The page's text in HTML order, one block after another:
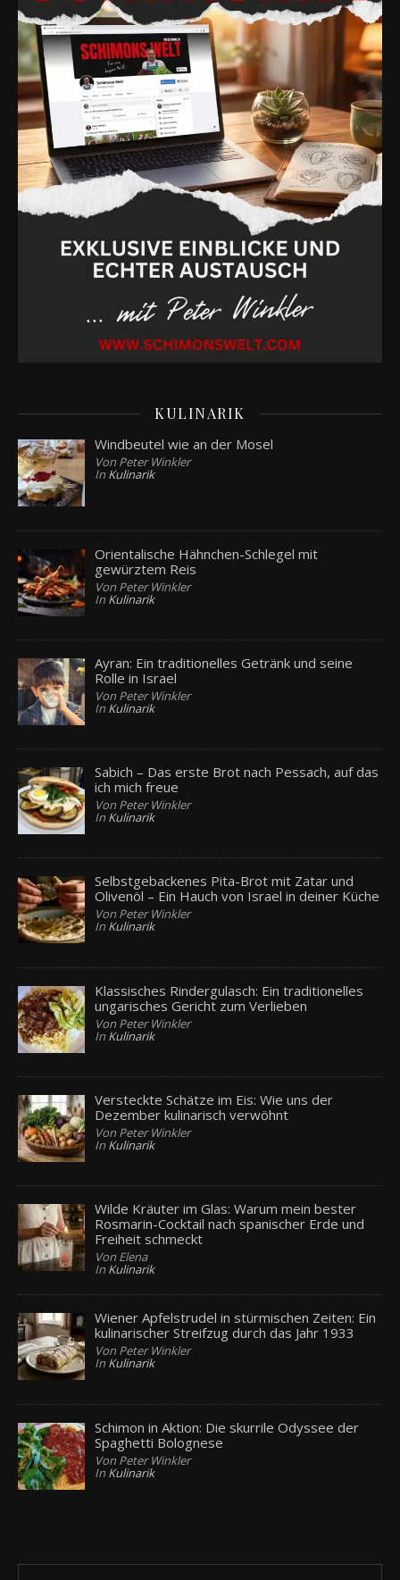
KULINARIK
Windbeutel wie an der Mosel
Von Peter Winkler
In Kulinarik
Orientalische Hähnchen-Schlegel mit
gewürztem Reis
Von Peter Winkler
In Kulinarik
Ayran: Ein traditionelles Getränk und seine
Rolle in Israel
Von Peter Winkler
In Kulinarik
Sabich – Das erste Brot nach Pessach, auf das
ich mich freue
Von Peter Winkler
In Kulinarik
Selbstgebackenes Pita-Brot mit Zatar und
Olivenöl – Ein Hauch von Israel in deiner Küche
Von Peter Winkler
In Kulinarik
Klassisches Rindergulasch: Ein traditionelles
ungarisches Gericht zum Verlieben
Von Peter Winkler
In Kulinarik
Versteckte Schätze im Eis: Wie uns der
Dezember kulinarisch verwöhnt
Von Peter Winkler
In Kulinarik
Wilde Kräuter im Glas: Warum mein bester
Rosmarin-Cocktail nach spanischer Erde und
Freiheit schmeckt
Von Elena
In Kulinarik
Wiener Apfelstrudel in stürmischen Zeiten: Ein
kulinarischer Streifzug durch das Jahr 1933
Von Peter Winkler
In Kulinarik
Schimon in Aktion: Die skurrile Odyssee der
Spaghetti Bolognese
Von Peter Winkler
In Kulinarik